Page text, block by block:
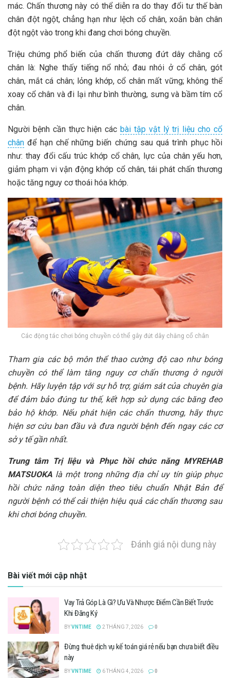
mác. Chấn thương này có thể diễn ra do thay đổi tư thế bàn
chân đột ngột, chẳng hạn như lệch cổ chân, xoắn bàn chân
đột ngột vào trong khi đang chơi bóng chuyền.
Triệu chứng phổ biến của chấn thương đứt dây chằng cổ
chân là: Nghe thấy tiếng nổ nhỏ; đau nhói ở cổ chân, gót
chân, mắt cá chân; lỏng khớp, cổ chân mất vững; không thể
xoay cổ chân và đi lại như bình thường, sưng và bầm tím cổ
chân.
Người bệnh cần thực hiện cácbài tập vật lý trị liệu cho cổ
chân để hạn chế những biến chứng sau quá trình phục hồi
như: thay đổi cấu trúc khớp cổ chân, lực của chân yếu hơn,
giảm phạm vi vận động khớp cổ chân, tái phát chấn thương
hoặc tăng nguy cơ thoái hóa khớp.
Các động tác chơi bóng chuyền có thể gây đứt dây chằng cổ chân
Tham gia các bộ môn thể thao cường độ cao như bóng
chuyền có thể làm tăng nguy cơ chấn thương ở người
bệnh. Hãy luyện tập với sự hỗ trợ, giám sát của chuyên gia
để đảm bảo đúng tư thế, kết hợp sử dụng các băng đeo
bảo hộ khớp. Nếu phát hiện các chấn thương, hãy thực
hiện sơ cứu ban đầu và đưa người bệnh đến ngay các cơ
sở y tế gần nhất.
Trung tâm Trị liệu và Phục hồi chức năng MYREHAB
MATSUOKA là một trong những địa chỉ uy tín giúp phục
hồi chức năng toàn diện theo tiêu chuẩn Nhật Bản để
người bệnh có thể cải thiện hiệu quả các chấn thương sau
khi chơi bóng chuyền.
Đánh giá nội dung này
Bài viết mới cập nhật
Vay Trả Góp Là Gì? Ưu Và Nhược Điểm Cần Biết Trước
Khi Đăng Ký
BYVNTIME 2 THÁNG 7, 2026 0
Đừng thuê dịch vụ kế toán giá rẻ nếu bạn chưa biết điều
này
BYVNTIME 6 THÁNG 4, 2026 0